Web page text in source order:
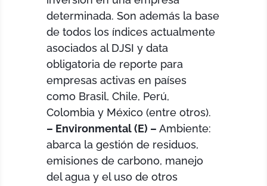
determinada. Son además la base
de todos los índices actualmente
asociados al DJSI y data
obligatoria de reporte para
empresas activas en países
como Brasil, Chile, Perú,
Colombia y México (entre otros).
– Environmental (E) –Ambiente:
abarca la gestión de residuos,
emisiones de carbono, manejo
del agua y el uso de otros